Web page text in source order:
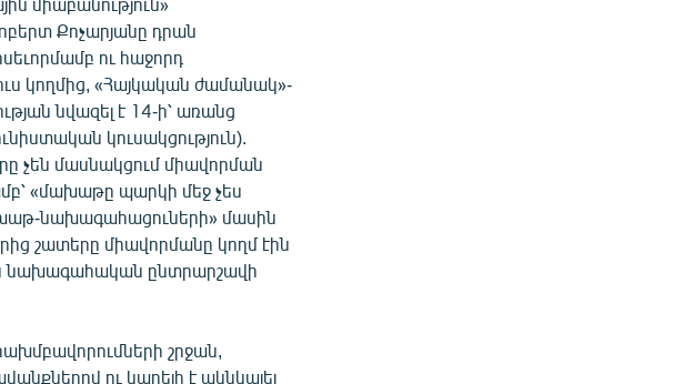
Քոչարյանը դրան
ու հաջորդ
կողմից, «Հայկական ժամանակ»-
նվազել է 14-ի՝ առանց
կուսակցություն).
չեն մասնակցում միավորման
«մախաթը պարկի մեջ չես
նախագահացուների» մասին
շատերը միավորմանը կողմ էին
նախագահական ընտրարշավի
շրջան,
ու կարելի է ակնկալել